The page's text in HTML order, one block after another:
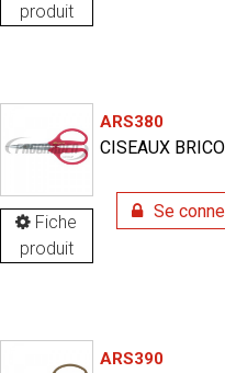
produit
Fiche
produit
ARS380
CISEAUX
Se
ARS390